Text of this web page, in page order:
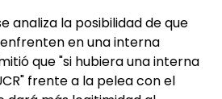
analiza la posibilidad de que
en una interna
que "si hubiera una interna
frente a la pelea con el